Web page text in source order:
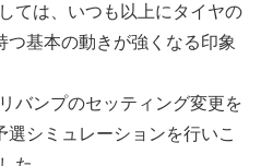
ては、いつも以上にタイヤの
つ基本の動きが強くなる印象
バンプのセッティング変更を
シミュレーションを行いこ